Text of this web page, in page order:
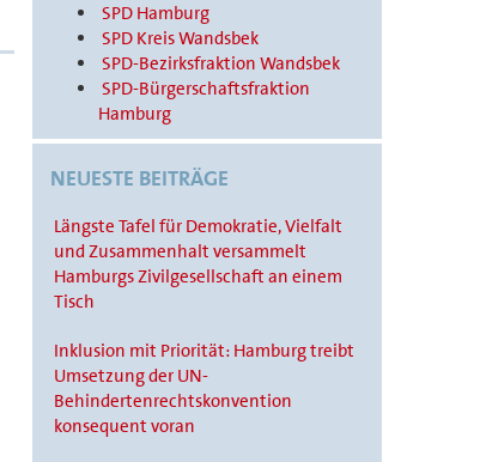
SPD Hamburg
SPD Kreis Wandsbek
SPD-Bezirksfraktion Wandsbek
SPD-Bürgerschaftsfraktion
Hamburg
NEUESTE BEITRÄGE
Längste Tafel für Demokratie, Vielfalt
und Zusammenhalt versammelt
Hamburgs Zivilgesellschaft an einem
Tisch
Inklusion mit Priorität: Hamburg treibt
Umsetzung der UN-
Behindertenrechtskonvention
konsequent voran